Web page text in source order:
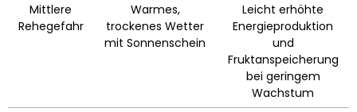
Mittlere
Rehegefahr
Warmes,
trockenes Wetter
mit Sonnenschein
Leicht erhöhte
Energieproduktion
und
Fruktanspeicherung
bei geringem
Wachstum